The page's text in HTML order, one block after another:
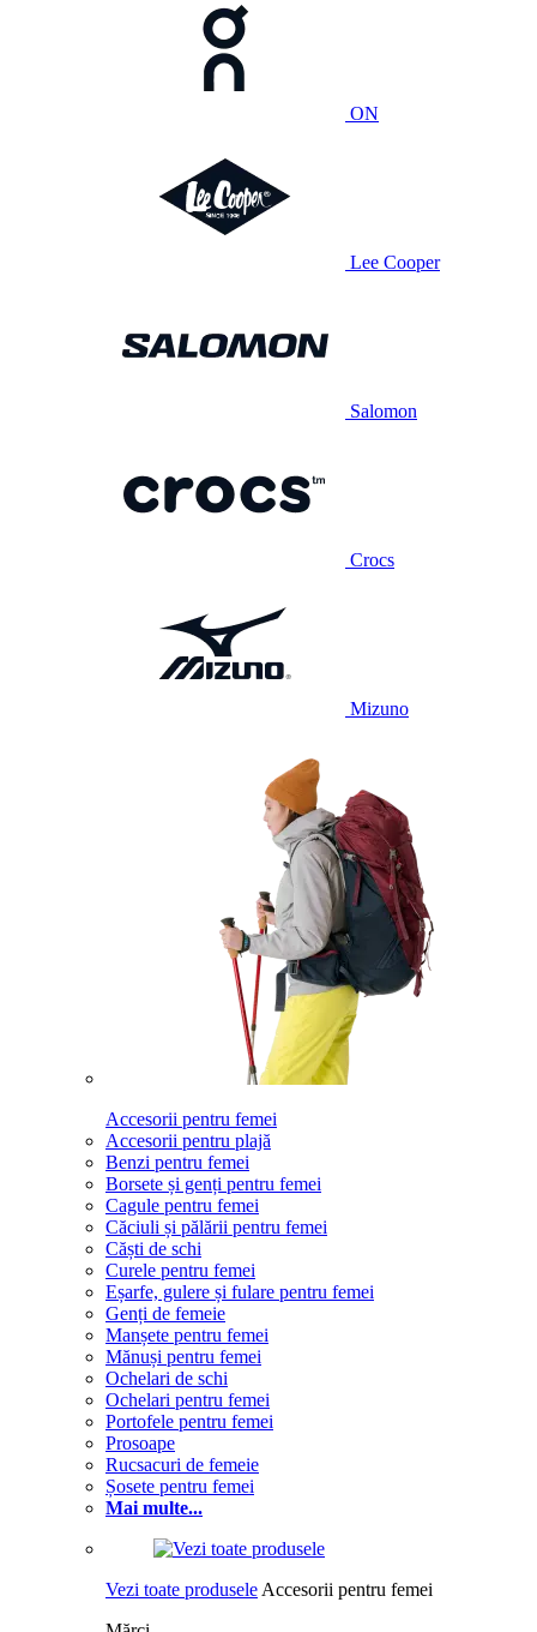
ON
Lee Cooper
Salomon
Crocs
Mizuno
Accesorii pentru femei
Accesorii pentru plajă
Benzi pentru femei
Borsete și genți pentru femei
Cagule pentru femei
Căciuli și pălării pentru femei
Căști de schi
Curele pentru femei
Eșarfe, gulere și fulare pentru femei
Genți de femeie
Manșete pentru femei
Mănuși pentru femei
Ochelari de schi
Ochelari pentru femei
Portofele pentru femei
Prosoape
Rucsacuri de femeie
Șosete pentru femei
Mai multe...
Vezi toate produsele Accesorii pentru femei